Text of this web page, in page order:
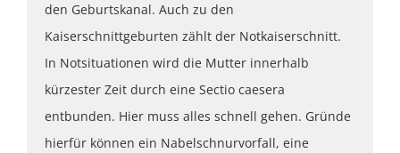
den Geburtskanal. Auch zu den
Kaiserschnittgeburten zählt der Notkaiserschnitt.
In Notsituationen wird die Mutter innerhalb
kürzester Zeit durch eine Sectio caesera
entbunden. Hier muss alles schnell gehen. Gründe
hierfür können ein Nabelschnurvorfall, eine